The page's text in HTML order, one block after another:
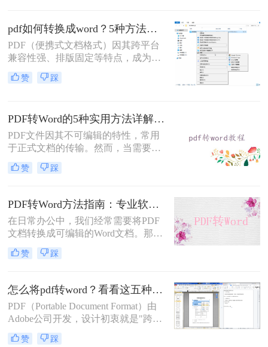
word怎么转呢？本文将详细介绍几种
常用的PDF转Word方法，助您轻松完
成转换。
pdf如何转换成word？5种方法从免费到编程实测对比！
PDF（便携式文档格式）因其跨平台
兼容性强、排版固定等特点，成为文
档共享和存档的首选。但若需编辑内
容或调整格式，需将PDF转换为
户高效完成转换。
赞 踩
PDF转Word的5种实用方法详解：含扫描件OCR处理与格式校对指南！
PDF文件因其不可编辑的特性，常用
于正式文档的传输。然而，当需要对
PDF内容进行修改时，将其转换为可
编辑的Word文档是必要的。那么pdf
常见且高效的方法，帮助您快速完成
转换。
赞 踩
PDF转Word方法指南：专业软件、在线工具、Word内置与改后缀名4种方案对比！
在日常办公中，我们经常需要将PDF
文档转换成可编辑的Word文档。那么
如何将pdf转换成word呢？本文将介绍
几种常用的PDF转Word的方法，助您
赞 踩
怎么将pdf转word？看看这五种转换方法！
PDF（Portable Document Format）由
Adobe公司开发，设计初衷就是"跨设
备一致性呈现"——无论在什么设备
上打开，排版都完全一样。这个优点
赞 踩